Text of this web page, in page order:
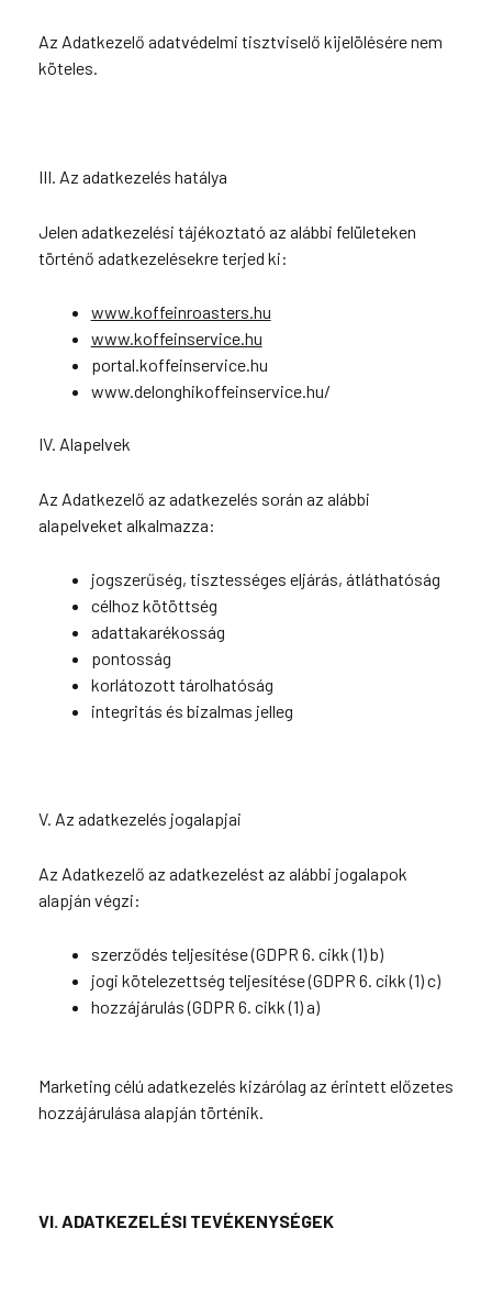
Az Adatkezelő adatvédelmi tisztviselő kijelölésére nem
köteles.
III. Az adatkezelés hatálya
Jelen adatkezelési tájékoztató az alábbi felületeken
történő adatkezelésekre terjed ki:
www.koffeinroasters.hu
www.koffeinservice.hu
portal.koffeinservice.hu
www.delonghikoffeinservice.hu/
IV. Alapelvek
Az Adatkezelő az adatkezelés során az alábbi
alapelveket alkalmazza:
jogszerűség, tisztességes eljárás, átláthatóság
célhoz kötöttség
adattakarékosság
pontosság
korlátozott tárolhatóság
integritás és bizalmas jelleg
V. Az adatkezelés jogalapjai
Az Adatkezelő az adatkezelést az alábbi jogalapok
alapján végzi:
szerződés teljesítése (GDPR 6. cikk (1) b)
jogi kötelezettség teljesítése (GDPR 6. cikk (1) c)
hozzájárulás (GDPR 6. cikk (1) a)
Marketing célú adatkezelés kizárólag az érintett előzetes
hozzájárulása alapján történik.
VI. ADATKEZELÉSI TEVÉKENYSÉGEK